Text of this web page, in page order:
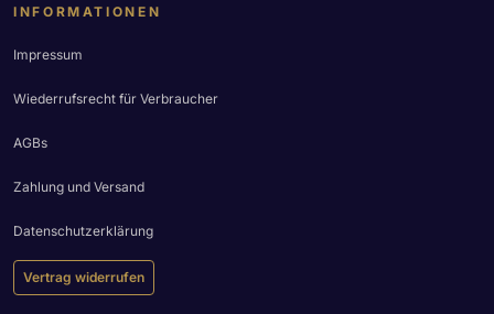
INFORMATIONEN
Impressum
Wiederrufsrecht für Verbraucher
AGBs
Zahlung und Versand
Datenschutzerklärung
Vertrag widerrufen